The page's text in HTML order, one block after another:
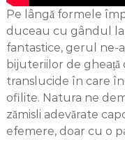
Pe lângă formele
duceau cu gândul
fantastice, gerul ne-
bijuteriilor de
translucide în care
ofilite. Natura ne
zămisli adevărate
efemere, doar cu o